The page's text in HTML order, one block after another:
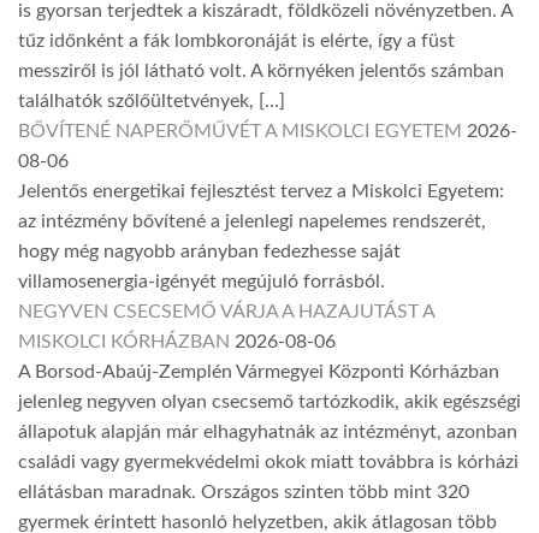
is gyorsan terjedtek a kiszáradt, földközeli növényzetben. A
tűz időnként a fák lombkoronáját is elérte, így a füst
messziről is jól látható volt. A környéken jelentős számban
találhatók szőlőültetvények, […]
BŐVÍTENÉ NAPERŐMŰVÉT A MISKOLCI EGYETEM 2026-
08-06
Jelentős energetikai fejlesztést tervez a Miskolci Egyetem:
az intézmény bővítené a jelenlegi napelemes rendszerét,
hogy még nagyobb arányban fedezhesse saját
villamosenergia-igényét megújuló forrásból.
NEGYVEN CSECSEMŐ VÁRJA A HAZAJUTÁST A
MISKOLCI KÓRHÁZBAN 2026-08-06
A Borsod-Abaúj-Zemplén Vármegyei Központi Kórházban
jelenleg negyven olyan csecsemő tartózkodik, akik egészségi
állapotuk alapján már elhagyhatnák az intézményt, azonban
családi vagy gyermekvédelmi okok miatt továbbra is kórházi
ellátásban maradnak. Országos szinten több mint 320
gyermek érintett hasonló helyzetben, akik átlagosan több